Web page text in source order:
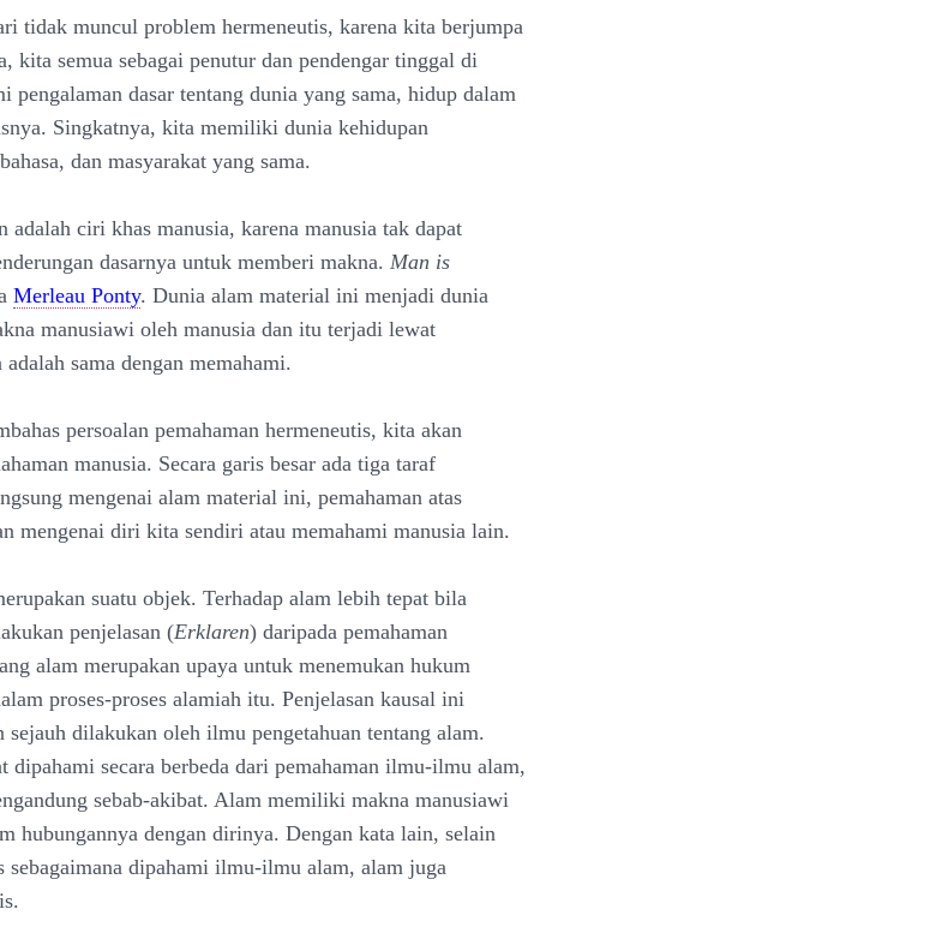
tidak muncul problem hermeneutis, karena kita berjumpa
kita semua sebagai penutur dan pendengar tinggal di
pengalaman dasar tentang dunia yang sama, hidup dalam
Singkatnya, kita memiliki dunia kehidupan
dan masyarakat yang sama.
adalah ciri khas manusia, karena manusia tak dapat
dasarnya untuk memberi makna. Man is
Merleau Ponty. Dunia alam material ini menjadi dunia
manusiawi oleh manusia dan itu terjadi lewat
sama dengan memahami.
persoalan pemahaman hermeneutis, kita akan
manusia. Secara garis besar ada tiga taraf
mengenai alam material ini, pemahaman atas
mengenai diri kita sendiri atau memahami manusia lain.
suatu objek. Terhadap alam lebih tepat bila
penjelasan (Erklaren) daripada pemahaman
alam merupakan upaya untuk menemukan hukum
proses-proses alamiah itu. Penjelasan kausal ini
sejauh dilakukan oleh ilmu pengetahuan tentang alam.
dipahami secara berbeda dari pemahaman ilmu-ilmu alam,
sebab-akibat. Alam memiliki makna manusiawi
hubungannya dengan dirinya. Dengan kata lain, selain
dipahami ilmu-ilmu alam, alam juga